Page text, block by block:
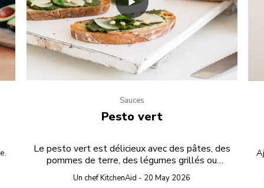
Sauces
Pesto vert
Le pesto vert est délicieux avec des pâtes, des
pommes de terre, des légumes grillés ou
simplement tartiné sur du pain grillé.
Un chef KitchenAid - 20 May 2026